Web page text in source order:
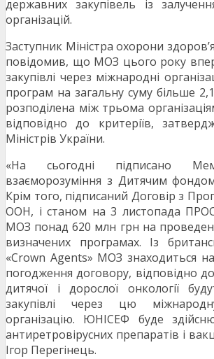
державних закупівель із
організацій.
Заступник Міністра охорони
повідомив, що МОЗ цього року
закупівлі через міжнародні
програм на загальну суму більше
розподілена між трьома
відповідно до критеріїв,
Міністрів України.
«На сьогодні підписано
взаєморозуміння з Дитячим
Крім того, підписаний Договір з
ООН, і станом на 3 листопада
МОЗ понад 620 млн грн на
визначених програмах. Із
«Crown Agents» МОЗ знаходиться на
погодження договору, відповідно
дитячої і дорослої онкології
закупівлі через цю
організацію. ЮНІСЕФ буде
антиретровірусних препаратів і
Ігор Перегінець.